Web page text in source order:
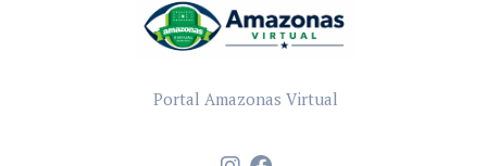
Portal Amazonas Virtual